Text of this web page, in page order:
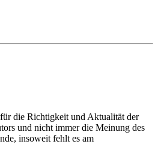
die Richtigkeit und Aktualität der
und nicht immer die Meinung des
insoweit fehlt es am